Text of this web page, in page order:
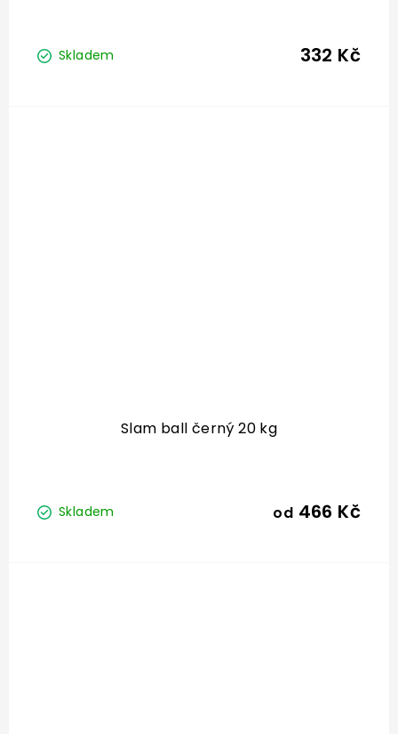
Skladem 332 Kč
Slam ball černý 20 kg
Skladem od 466 Kč